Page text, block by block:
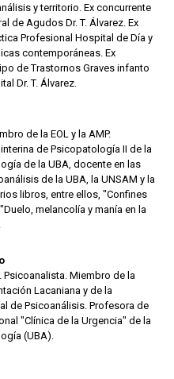
y territorio. Ex concurrente
de Agudos Dr. T. Álvarez. Ex
Profesional Hospital de Día y
contemporáneas. Ex
de Trastornos Graves infanto
Dr. T. Álvarez.
de la EOL y la AMP.
de Psicopatología II de la
de la UBA, docente en las
de la UBA, la UNSAM y la
libros, entre ellos, "Confines
melancolía y manía en la
Psicoanalista. Miembro de la
Lacaniana y de la
de Psicoanálisis. Profesora de
"Clínica de la Urgencia" de la
(UBA).